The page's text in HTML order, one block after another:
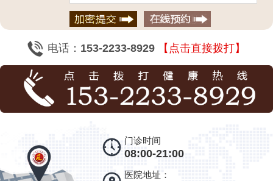
电话： 153-2233-8929 【点击直接拨打】
门诊时间
08:00-21:00
医院地址：